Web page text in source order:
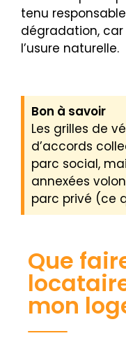
tenu
dégradation,
l’usure naturelle.
Bon à savoir
Les grilles de
d’accords
parc social,
annexées
parc privé (ce
Que
mon